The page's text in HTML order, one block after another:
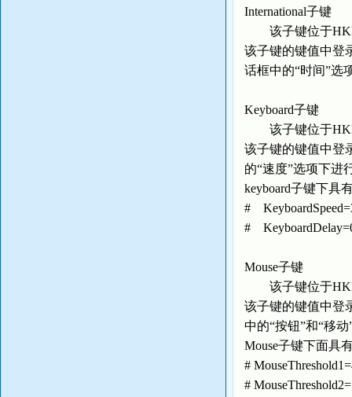
International子键
该子键位于
该子键的键值中登
话框中的“时间”选
Keyboard子键
该子键位于
该子键的键值中登
的“速度”选项下进
keyboard子键下具
#
#
Mouse子键
该子键位于
该子键的键值中登
中的“按钮”和“移
Mouse子键下面具
#
#